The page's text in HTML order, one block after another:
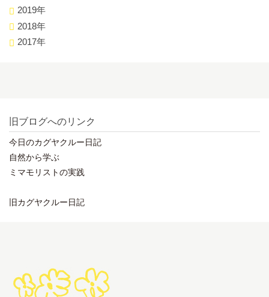
2019年
2018年
2017年
旧ブログへのリンク
今日のカグヤクルー日記
自然から学ぶ
ミマモリストの実践
旧カグヤクルー日記